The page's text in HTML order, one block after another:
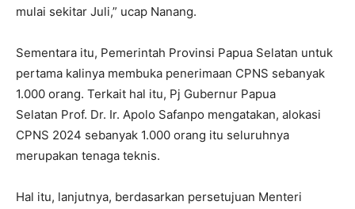
mulai sekitar Juli,” ucap Nanang.
Sementara itu, Pemerintah Provinsi Papua Selatan untuk
pertama kalinya membuka penerimaan CPNS sebanyak
1.000 orang. Terkait hal itu, Pj Gubernur Papua
Selatan Prof. Dr. Ir. Apolo Safanpo mengatakan, alokasi
CPNS 2024 sebanyak 1.000 orang itu seluruhnya
merupakan tenaga teknis.
Hal itu, lanjutnya, berdasarkan persetujuan Menteri